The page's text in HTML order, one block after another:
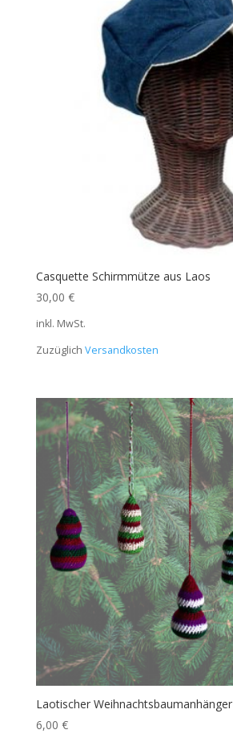
Casquette Schirmmütze aus Laos
30,00 €
inkl. MwSt.
Zuzüglich Versandkosten
Laotischer Weihnachtsbaumanhänger
6,00 €